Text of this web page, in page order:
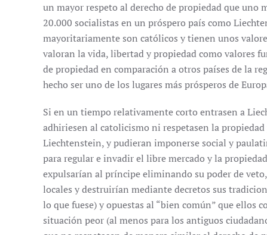
un mayor respeto al derecho de propiedad que uno
20.000 socialistas en un próspero país como
mayoritariamente son católicos y tienen unos
valoran la vida, libertad y propiedad como valores
de propiedad en comparación a otros países de la
hecho ser uno de los lugares más prósperos de
Si en un tiempo relativamente corto entrasen a
adhiriesen al catolicismo ni respetasen la
Liechtenstein, y pudieran imponerse social y
para regular e invadir el libre mercado y la
expulsarían al príncipe eliminando su poder de
locales y destruirían mediante decretos sus
lo que fuese) y opuestas al “bien común” que ellos
situación peor (al menos para los antiguos